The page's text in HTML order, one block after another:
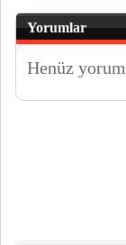
Yorumlar
Henüz